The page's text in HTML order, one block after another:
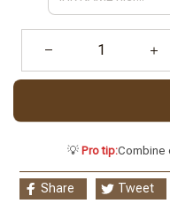
💡 Pro tip:Combine
Share Tweet